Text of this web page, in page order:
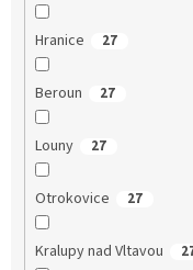
Hranice 27
Beroun 27
Louny 27
Otrokovice 27
Kralupy nad Vltavou